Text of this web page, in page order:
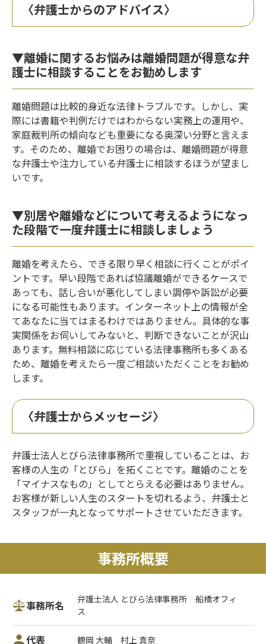
〈弁護士からのアドバイス〉
▼離婚に関するお悩みは離婚問題が得意な弁
護士に相談することをお勧めします
離婚問題は比較的身近な法律トラブルです。しかし、実
際には書籍や判例だけではわからない実務上の運用や、
家庭裁判所の傾向なども重要になる奥深い分野と言えま
す。そのため、離婚でお困りの場合は、離婚問題が得意
な弁護士や注力している弁護士に相談するほうが望まし
いです。
▼別居や離婚などについて考えるようになっ
た段階で一度弁護士に相談しましょう
離婚を考えたら、できる限り早く相談に行くことがポイ
ントです。早い段階であれば協議離婚ができるケースで
あっても、話し合いが悪化してしまい調停や訴訟が必要
になる可能性もあります。インターネット上の情報が全
てあなたに当てはまるわけではありません。具体的な事
実関係をお伺いしてみないと、判断できないことが沢山
あります。無料相談に応じている法律事務所も多くある
ため、離婚を考えたら一度ご相談いただくことをお勧め
します。
〈弁護士からメッセージ〉
弁護士法人とびら法律事務所で重視していることは、お
客様の人生の「とびら」を拓くことです。離婚のことを
「マイナスなもの」としてとらえる必要はありません。
お客様が新しい人生のスタートを切れるよう、弁護士と
スタッフが一丸となってサポートさせていただきます。
事務所概要
事務所名
弁護士法人 とびら法律事務所 船橋オフィ
ス
代表 鶴岡 大輔 村上 真奈